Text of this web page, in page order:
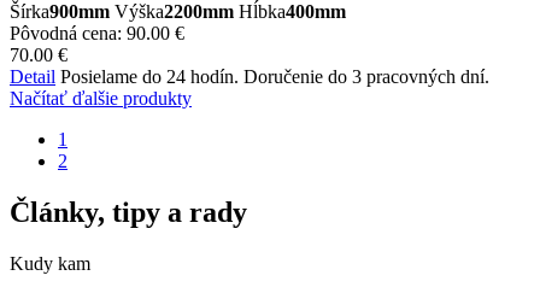
Šírka900mm Výška2200mm Hĺbka400mm
Pôvodná cena: 90.00 €
70.00 €
Detail Posielame do 24 hodín. Doručenie do 3 pracovných dní.
Načítať ďalšie produkty
1
2
Články, tipy a rady
Kudy kam